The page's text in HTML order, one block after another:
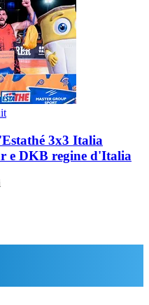
3x3 Italia
e DKB regine d'Italia